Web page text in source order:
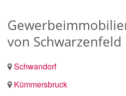
von Schwarzenfeld
Schwandorf
Kümmersbruck